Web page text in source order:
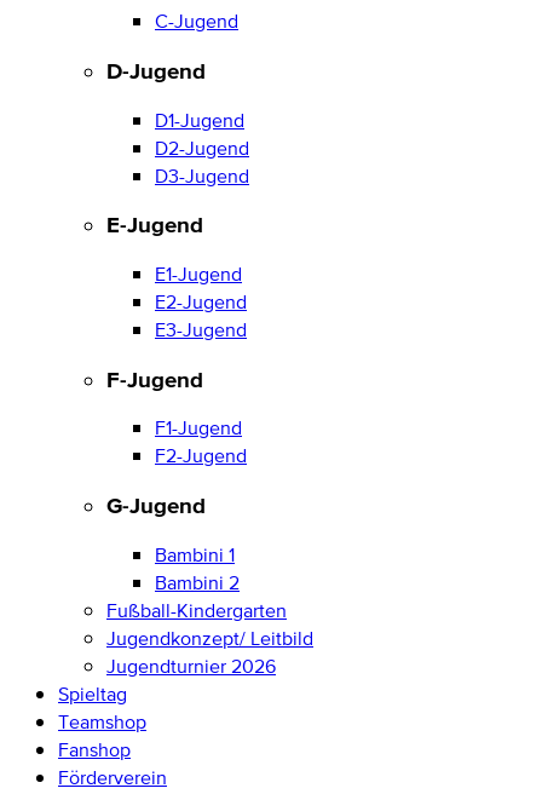
C-Jugend
D-Jugend
D1-Jugend
D2-Jugend
D3-Jugend
E-Jugend
E1-Jugend
E2-Jugend
E3-Jugend
F-Jugend
F1-Jugend
F2-Jugend
G-Jugend
Bambini 1
Bambini 2
Fußball-Kindergarten
Jugendkonzept/ Leitbild
Jugendturnier 2026
Spieltag
Teamshop
Fanshop
Förderverein